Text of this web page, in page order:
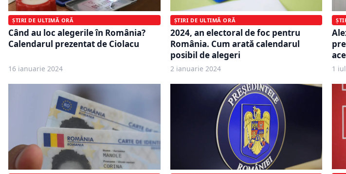
ȘTIRI DE ULTIMĂ ORĂ
Când au loc alegerile în România?
Calendarul prezentat de Ciolacu
16 ianuarie 2024
ȘTIRI DE ULTIMĂ ORĂ
2024, an electoral de foc pentru
România. Cum arată calendarul
posibil de alegeri
2 ianuarie 2024 1